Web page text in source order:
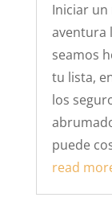
Iniciar un
aventura
seamos
tu lista,
los
puede
read